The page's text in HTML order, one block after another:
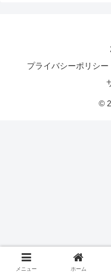
プライバシーポリシー
©
メニュー ホーム